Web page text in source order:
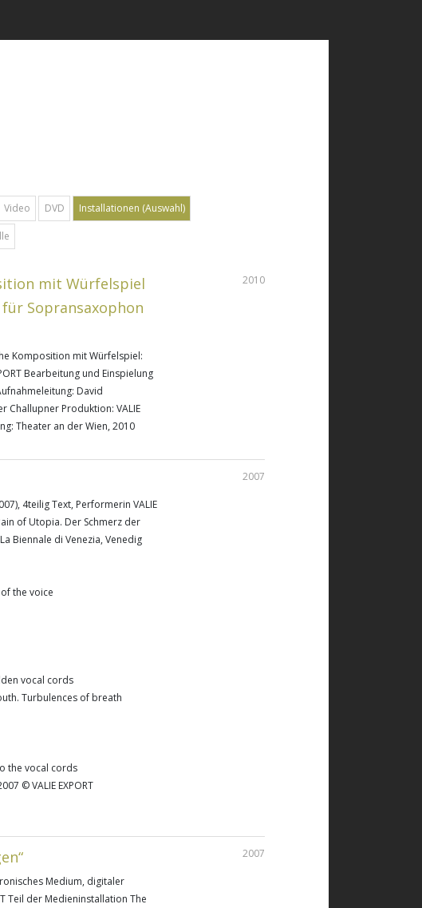
Video DVD Installationen (Auswahl)
mit Würfelspiel
für Sopransaxophon
Komposition mit Würfelspiel:
Bearbeitung und Einspielung
David
Challupner Produktion: VALIE
Theater an der Wien, 2010
2010
4teilig Text, Performerin VALIE
of Utopia. Der Schmerz der
Biennale di Venezia, Venedig
the voice
vocal cords
Turbulences of breath
the vocal cords
© VALIE EXPORT
2007
Medium, digitaler
Teil der Medieninstallation The
2007